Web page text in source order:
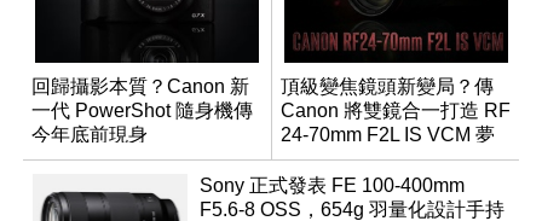
回歸攝影本質？Canon 新
一代 PowerShot 隨身機傳
今年底前現身
頂級變焦鏡頭新變局？傳
Canon 將雙鏡合一打造 RF
24-70mm F2L IS VCM 夢
幻規格
Sony 正式發表 FE 100-400mm
F5.6-8 OSS，654g 羽量化設計手持